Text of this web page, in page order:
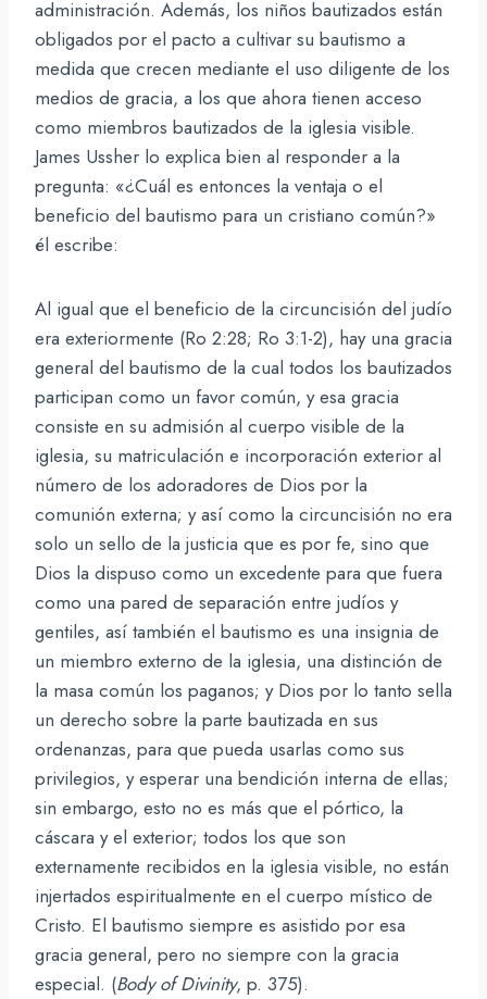
administración. Además, los niños bautizados están
obligados por el pacto a cultivar su bautismo a
medida que crecen mediante el uso diligente de los
medios de gracia, a los que ahora tienen acceso
como miembros bautizados de la iglesia visible.
James Ussher lo explica bien al responder a la
pregunta: «¿Cuál es entonces la ventaja o el
beneficio del bautismo para un cristiano común?»
él escribe:
Al igual que el beneficio de la circuncisión del judío
era exteriormente (Ro 2:28; Ro 3:1-2), hay una gracia
general del bautismo de la cual todos los bautizados
participan como un favor común, y esa gracia
consiste en su admisión al cuerpo visible de la
iglesia, su matriculación e incorporación exterior al
número de los adoradores de Dios por la
comunión externa; y así como la circuncisión no era
solo un sello de la justicia que es por fe, sino que
Dios la dispuso como un excedente para que fuera
como una pared de separación entre judíos y
gentiles, así también el bautismo es una insignia de
un miembro externo de la iglesia, una distinción de
la masa común los paganos; y Dios por lo tanto sella
un derecho sobre la parte bautizada en sus
ordenanzas, para que pueda usarlas como sus
privilegios, y esperar una bendición interna de ellas;
sin embargo, esto no es más que el pórtico, la
cáscara y el exterior; todos los que son
externamente recibidos en la iglesia visible, no están
injertados espiritualmente en el cuerpo místico de
Cristo. El bautismo siempre es asistido por esa
gracia general, pero no siempre con la gracia
especial. (Body of Divinity, p. 375).